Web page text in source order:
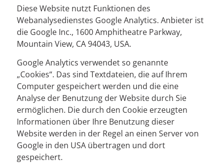
Diese Website nutzt Funktionen des
Webanalysedienstes Google Analytics. Anbieter ist
die Google Inc., 1600 Amphitheatre Parkway,
Mountain View, CA 94043, USA.
Google Analytics verwendet so genannte
„Cookies“. Das sind Textdateien, die auf Ihrem
Computer gespeichert werden und die eine
Analyse der Benutzung der Website durch Sie
ermöglichen. Die durch den Cookie erzeugten
Informationen über Ihre Benutzung dieser
Website werden in der Regel an einen Server von
Google in den USA übertragen und dort
gespeichert.